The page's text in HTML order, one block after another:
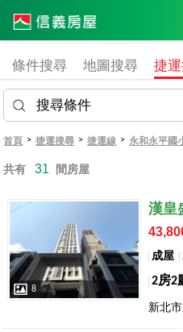
條件搜尋 地圖搜尋 捷
搜尋條件
首頁 > 捷運搜尋 > 捷運線 > 永和永平國
共有 31 間房屋
8
漢皇
成屋
2房2
新北